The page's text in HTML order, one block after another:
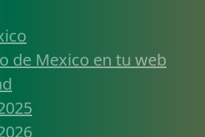
de Mexico en tu web